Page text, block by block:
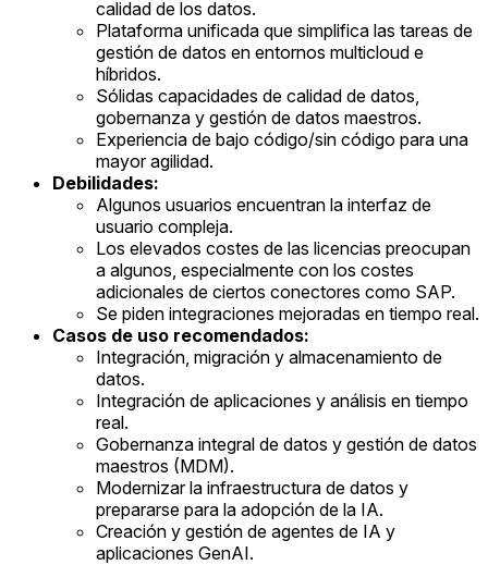
calidad de los datos.
Plataforma unificada que simplifica las tareas de
gestión de datos en entornos multicloud e
híbridos.
Sólidas capacidades de calidad de datos,
gobernanza y gestión de datos maestros.
Experiencia de bajo código/sin código para una
mayor agilidad.
Debilidades:
Algunos usuarios encuentran la interfaz de
usuario compleja.
Los elevados costes de las licencias preocupan
a algunos, especialmente con los costes
adicionales de ciertos conectores como SAP.
Se piden integraciones mejoradas en tiempo real.
Casos de uso recomendados:
Integración, migración y almacenamiento de
datos.
Integración de aplicaciones y análisis en tiempo
real.
Gobernanza integral de datos y gestión de datos
maestros (MDM).
Modernizar la infraestructura de datos y
prepararse para la adopción de la IA.
Creación y gestión de agentes de IA y
aplicaciones GenAI.